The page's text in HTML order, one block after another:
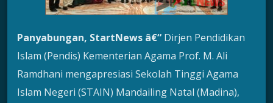
Panyabungan, StartNews â€“ Dirjen Pendidikan
Islam (Pendis) Kementerian Agama Prof. M. Ali
Ramdhani mengapresiasi Sekolah Tinggi Agama
Islam Negeri (STAIN) Mandailing Natal (Madina),